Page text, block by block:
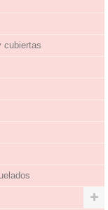
cubiertas